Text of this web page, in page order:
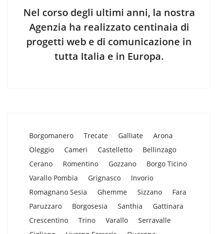
Nel corso degli ultimi anni, la nostra
Agenzia ha realizzato centinaia di
progetti web e di comunicazione in
tutta Italia e in Europa.
Borgomanero Trecate Galliate
Arona
Oleggio
Cameri Castelletto
Bellinzago
Cerano
Romentino Gozzano
Borgo Ticino
Varallo Pombia
Grignasco
Invorio
Romagnano Sesia
Ghemme Sizzano
Fara
Paruzzaro
Borgosesia Santhia
Gattinara
Crescentino
Trino Varallo
Serravalle